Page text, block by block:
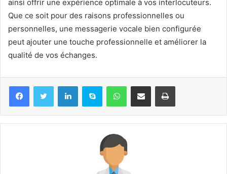
ainsi offrir une expérience optimale à vos interlocuteurs.
Que ce soit pour des raisons professionnelles ou
personnelles, une messagerie vocale bien configurée
peut ajouter une touche professionnelle et améliorer la
qualité de vos échanges.
LinkedinSkype WhatsAppPartager par email Imprimer